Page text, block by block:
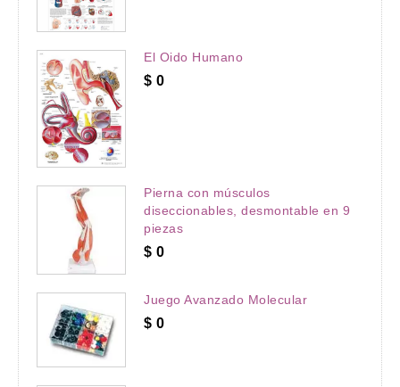
El Oido Humano
$ 0
Pierna con músculos
diseccionables, desmontable en 9
piezas
$ 0
Juego Avanzado Molecular
$ 0